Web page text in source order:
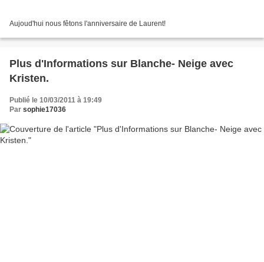
Aujoud'hui nous fêtons l'anniversaire de Laurent!
Plus d'Informations sur Blanche- Neige avec
Kristen.
Publié le 10/03/2011 à 19:49
Par sophie17036